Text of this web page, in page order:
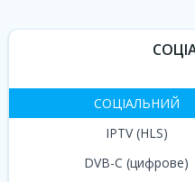
СОЦІАЛЬНИЙ
IPTV (HLS)
DVB-C (цифрове)